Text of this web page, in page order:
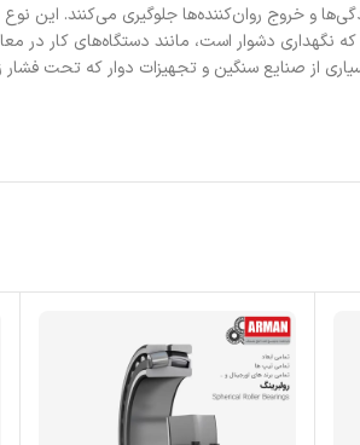
و خروج روان‌کننده‌ها جلوگیری می‌کنند. این نوع
نگهداری دشوار است، مانند دستگاه‌های کار در
از صنایع سنگین و تجهیزات دوار که تحت فشار